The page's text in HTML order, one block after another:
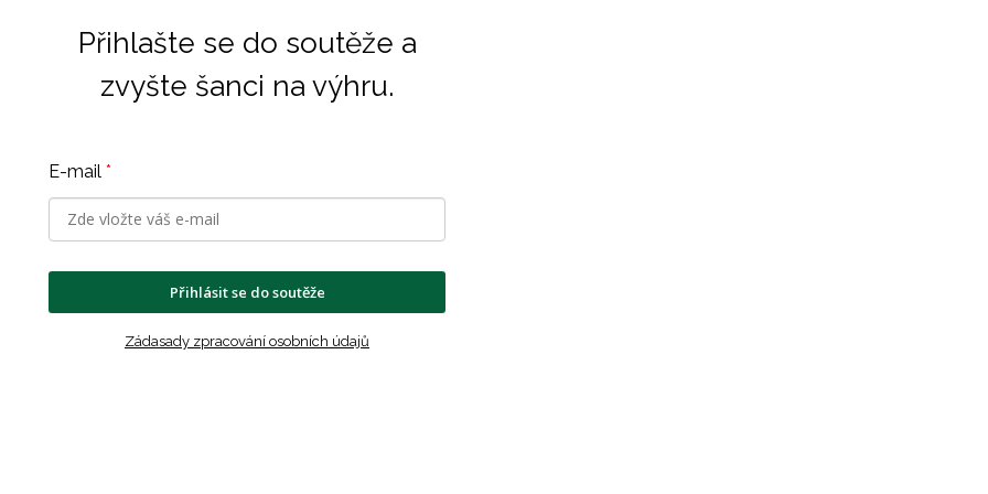
Přihlašte se do soutěže a
zvyšte šanci na výhru.
E-mail *
Přihlásit se do soutěže
Zádasady zpracování osobních údajů